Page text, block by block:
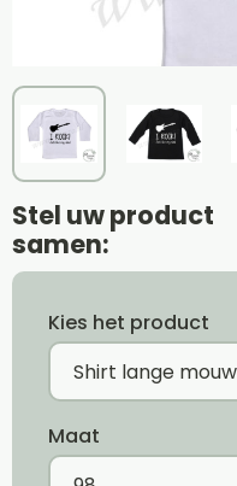
Stel uw product
samen:
Kies het product
Maat